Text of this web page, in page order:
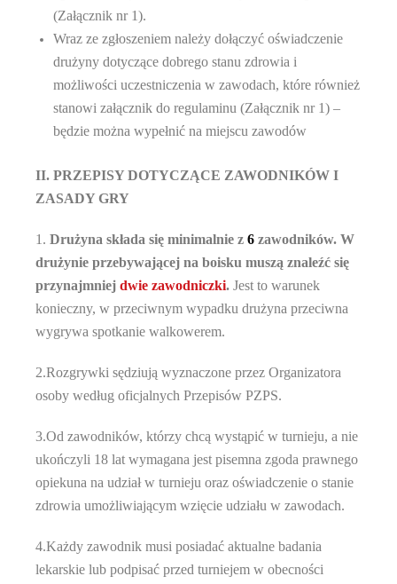
(Załącznik nr 1).
Wraz ze zgłoszeniem należy dołączyć oświadczenie
drużyny dotyczące dobrego stanu zdrowia i
możliwości uczestniczenia w zawodach, które również
stanowi załącznik do regulaminu (Załącznik nr 1) –
będzie można wypełnić na miejscu zawodów
II. PRZEPISY DOTYCZĄCE ZAWODNIKÓW I
ZASADY GRY
1. Drużyna składa się minimalnie z 6 zawodników. W
drużynie przebywającej na boisku muszą znaleźć się
przynajmniej dwie zawodniczki. Jest to warunek
konieczny, w przeciwnym wypadku drużyna przeciwna
wygrywa spotkanie walkowerem.
2.Rozgrywki sędziują wyznaczone przez Organizatora
osoby według oficjalnych Przepisów PZPS.
3.Od zawodników, którzy chcą wystąpić w turnieju, a nie
ukończyli 18 lat wymagana jest pisemna zgoda prawnego
opiekuna na udział w turnieju oraz oświadczenie o stanie
zdrowia umożliwiającym wzięcie udziału w zawodach.
4.Każdy zawodnik musi posiadać aktualne badania
lekarskie lub podpisać przed turniejem w obecności